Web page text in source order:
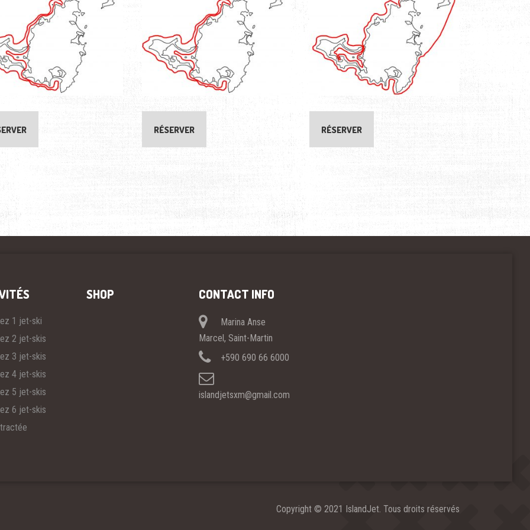
RÉSERVER RÉSERVER
1 jet-ski
2 jet-skis
3 jet-skis
4 jet-skis
5 jet-skis
6 jet-skis
SHOP CONTACT INFO
Marina Anse
Marcel, Saint-Martin
+590 690 66 6000
islandjetsxm@gmail.com
Copyright © 2021 IslandJet. Tous droits réservés